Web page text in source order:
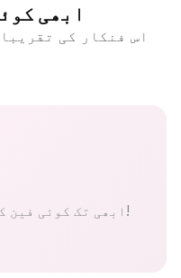
ابھی
اس فنکار کی
ابھی تک کوئی فین کا تعاون نہیں۔ پہلے بنیں!